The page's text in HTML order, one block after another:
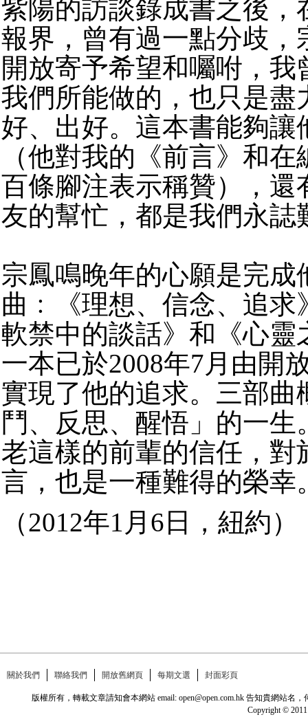
紫陽的訪談錄成書之後，
報界，曾有過一點分歧，
開放寄予希望和囑咐，我
我們所能做的，也只是盡
好、出好。這本書能夠讓
（他對我的《前言》和
百條腳注表示稱贊），還
友的幫忙，都是我們永誌
宗鳳鳴晚年的心願是完成
曲﹕《理想、信念、追求
軟禁中的談話》和《心靈
一本已於2008年7月由開
實現了他的追求。三部曲
鬥、反思、醒悟」的一生
老這樣的前輩的信任，對
言，也是一種難得的榮幸
（2012年1月6日，紐約）
關於我們 聯絡我們 開放舊網頁 每期文選 封面彩頁
版權所有，轉載文章請知會本網站 email: open@open.com.hk 告知貴網站
Copyright © 2011